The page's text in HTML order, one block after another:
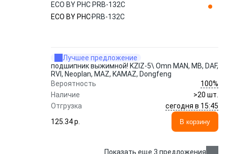
ECO BY PHC PRB-132C
ECO BY PHC PRB-132C
Лучшее предложение
подшипник выжимной! KZIZ-5\ Omn MAN, MB, DAF,
RVI, Neoplan, MAZ, KAMAZ, Dongfeng
Вероятность
100%
Наличие
>20 шт.
Отгрузка
сегодня в 15:45
125.34 p.
В корзину
Показать еще 3 предложения